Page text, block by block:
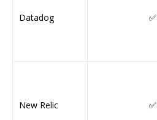
Datadog ✅
New Relic ✅